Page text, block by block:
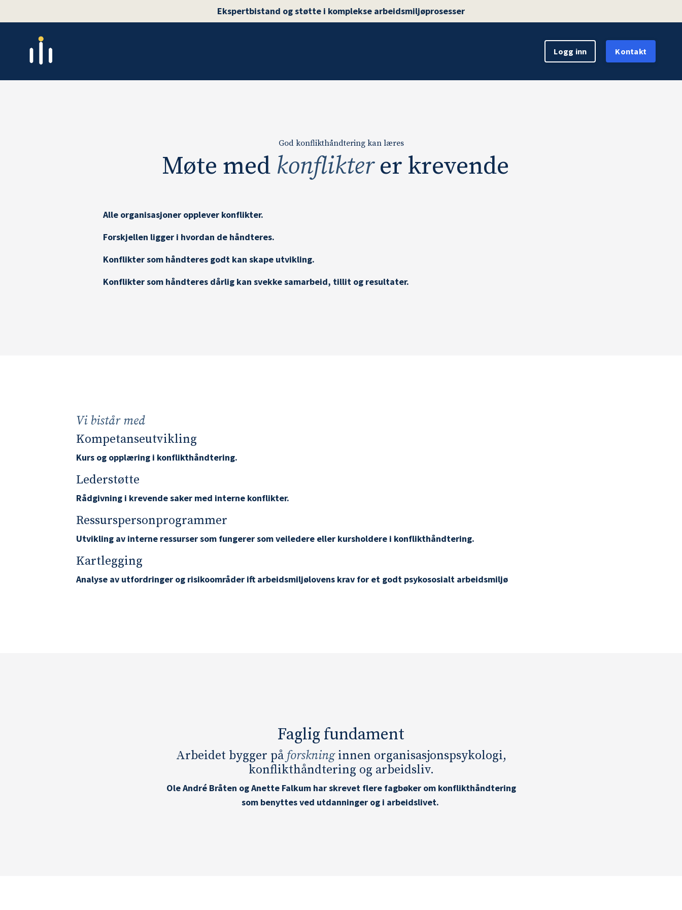
Ekspertbistand og støtte i komplekse arbeidsmiljøprosesser
Logg inn Kontakt
God konflikthåndtering kan læres
Møte med konflikter er krevende
Alle organisasjoner opplever konflikter.
Forskjellen ligger i hvordan de håndteres.
Konflikter som håndteres godt kan skape utvikling.
Konflikter som håndteres dårlig kan svekke samarbeid, tillit og resultater.
Vi bistår med
Kompetanseutvikling
Kurs og opplæring i konflikthåndtering.
Lederstøtte
Rådgivning i krevende saker med interne konflikter.
Ressurspersonprogrammer
Utvikling av interne ressurser som fungerer som veiledere eller kursholdere i konflikthåndtering.
Kartlegging
Analyse av utfordringer og risikoområder ift arbeidsmiljølovens krav for et godt psykososialt arbeidsmiljø
Faglig fundament
Arbeidet bygger på forskning innen organisasjonspsykologi,
konflikthåndtering og arbeidsliv.
Ole André Bråten og Anette Falkum har skrevet flere fagbøker om konflikthåndtering
som benyttes ved utdanninger og i arbeidslivet.